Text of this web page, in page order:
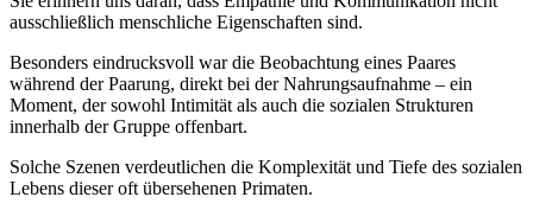
ausschließlich menschliche Eigenschaften sind.
Besonders eindrucksvoll war die Beobachtung eines Paares
während der Paarung, direkt bei der Nahrungsaufnahme – ein
Moment, der sowohl Intimität als auch die sozialen Strukturen
innerhalb der Gruppe offenbart.
Solche Szenen verdeutlichen die Komplexität und Tiefe des sozialen
Lebens dieser oft übersehenen Primaten.